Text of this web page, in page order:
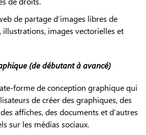
de partage d’images libres de
illustrations, images vectorielles et
(de débutant à avancé)
forme de conception graphique qui
de créer des graphiques, des
affiches, des documents et d’autres
sur les médias sociaux.